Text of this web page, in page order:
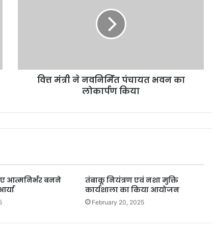
वित्त मंत्री ने नवनिर्मित पंचायत भवन का
लोकार्पण किया
आत्मनिर्भर बनने
तंबाकू नियंत्रण एवं नशा मुक्ति
कार्यशाला का किया आयोजन
February 20, 2025